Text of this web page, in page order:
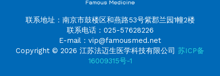
联系地址：南京市鼓楼区和燕路53号紫郡兰园1幢2楼
联系电话：025-57628226
E-mail：vip@famousmed.net
Copyright © 2026 江苏法迈生医学科技有限公司 苏ICP备
16009315号-1